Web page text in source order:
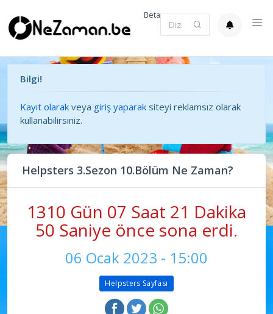
Beta
Bilgi!
Kayıt olarak veya giriş yaparak siteyi reklamsız olarak
kullanabilirsiniz.
Helpsters 3.Sezon 10.Bölüm Ne Zaman?
1310 Gün 07 Saat 21 Dakika
50 Saniye önce sona erdi.
06 Ocak 2023 - 15:00
Helpsters Sayfası